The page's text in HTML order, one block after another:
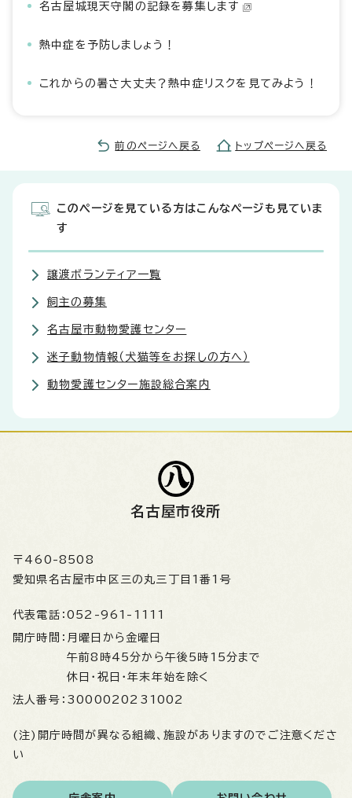
名古屋城現天守閣の記録を募集します
熱中症を予防しましょう！
これからの暑さ大丈夫？熱中症リスクを見てみよう！
前のページへ戻る トップページへ戻る
このページを見ている方はこんなページも見ていま
す
譲渡ボランティア一覧
飼主の募集
名古屋市動物愛護センター
迷子動物情報（犬猫等をお探しの方へ）
動物愛護センター施設総合案内
名古屋市役所
〒460-8508
愛知県名古屋市中区三の丸三丁目1番1号
代表電話： 052-961-1111
開庁時間： 月曜日から金曜日
午前8時45分から午後5時15分まで
休日・祝日・年末年始を除く
法人番号： 3000020231002
(注)開庁時間が異なる組織、施設がありますのでご注意くださ
い